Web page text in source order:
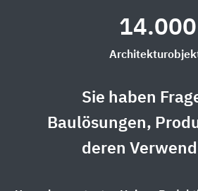
14.000
Sie haben
Baulösungen,
deren